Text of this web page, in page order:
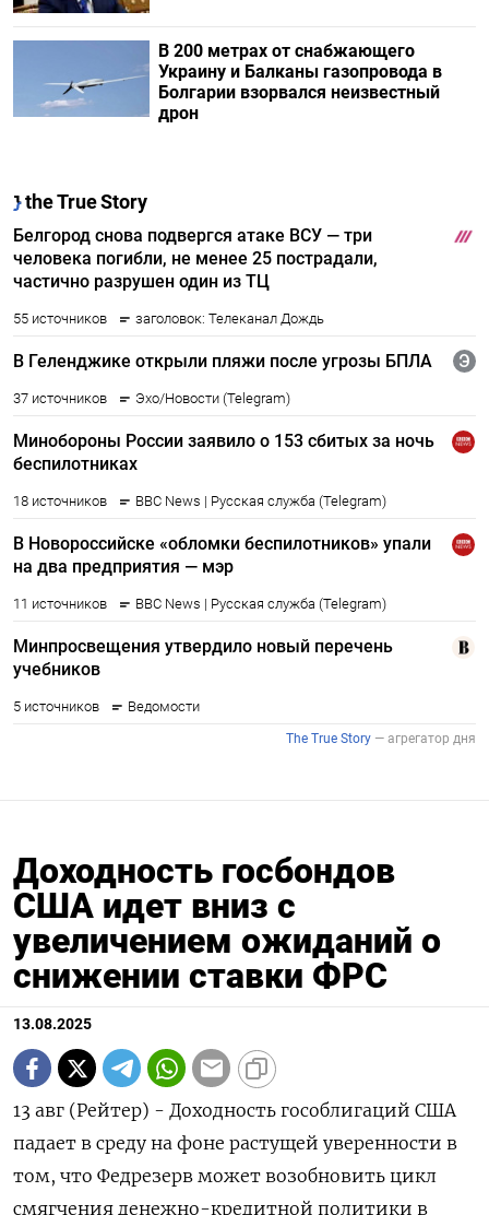
В 200 метрах от снабжающего
Украину и Балканы газопровода в
Болгарии взорвался неизвестный
дрон
Доходность госбондов
США идет вниз с
увеличением ожиданий о
снижении ставки ФРС
13.08.2025
13 авг (Рейтер) - Доходность гособлигаций США
падает в среду на фоне растущей уверенности в
том, что Федрезерв может возобновить цикл
смягчения денежно-кредитной политики в